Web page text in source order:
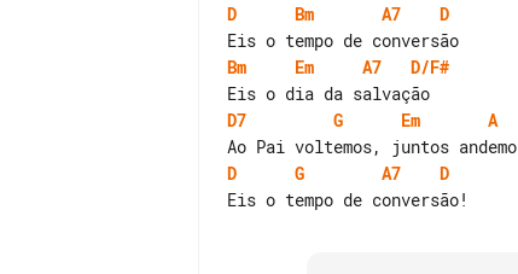
D Bm A7
D
Bm
Em A7
D/F#
D7
G Em
A
D
G A7
D